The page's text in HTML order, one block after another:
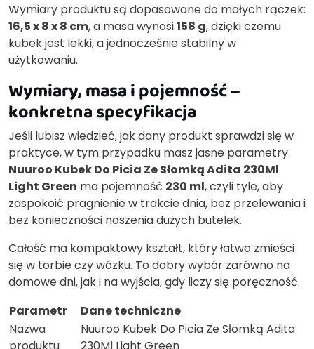
Wymiary produktu są dopasowane do małych rączek:
16,5 x 8 x 8 cm, a masa wynosi158 g, dzięki czemu
kubek jest lekki, a jednocześnie stabilny w
użytkowaniu.
Wymiary, masa i pojemność –
konkretna specyfikacja
Jeśli lubisz wiedzieć, jak dany produkt sprawdzi się w
praktyce, w tym przypadku masz jasne parametry.
Nuuroo Kubek Do Picia Ze Słomką Adita 230Ml
Light Green ma pojemność 230 ml, czyli tyle, aby
zaspokoić pragnienie w trakcie dnia, bez przelewania i
bez konieczności noszenia dużych butelek.
Całość ma kompaktowy kształt, który łatwo zmieści
się w torbie czy wózku. To dobry wybór zarówno na
domowe dni, jak i na wyjścia, gdy liczy się poręczność.
Parametr
Dane techniczne
Nazwa
produktu
Nuuroo Kubek Do Picia Ze Słomką Adita
230Ml Light Green